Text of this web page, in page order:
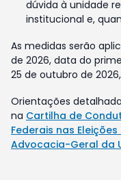
dúvida à unidade
institucional e,
As medidas serão
de 2026, data do
25 de outubro de
Orientações
na Cartilha de
Federais nas
Advocacia-Geral da